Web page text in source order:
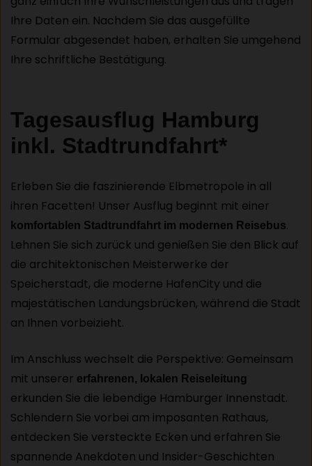
Ihre Daten ein. Nachdem Sie das ausgefüllte
Formular abgesendet haben, erhalten Sie umgehend
Ihre schriftliche Bestätigung.
Tagesausflug Hamburg
inkl. Stadtrundfahrt*
Erleben Sie die faszinierende Elbmetropole in all
ihren Facetten! Unser Ausflug beginnt mit einer
komfortablen Stadtrundfahrt im modernen Reisebus.
Lehnen Sie sich zurück und genießen Sie den Blick auf
die architektonischen Meisterwerke der
Speicherstadt, die moderne HafenCity und die
majestätischen Landungsbrücken, während die Stadt
an Ihnen vorbeizieht.
Im Anschluss wechselt die Perspektive: Gemeinsam
mit unserer erfahrenen, lokalen Reiseleitung
erkunden Sie die lebendige Hamburger Innenstadt.
Schlendern Sie vorbei am imposanten Rathaus,
entdecken Sie versteckte Ecken und erfahren Sie
spannende Anekdoten und Insider-Geschichten